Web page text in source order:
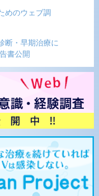
めのウェブ調
断・早期治療に
書公開